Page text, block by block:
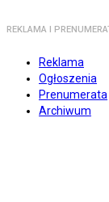
REKLAMA I
Reklama
Ogłoszenia
Prenumerata
Archiwum